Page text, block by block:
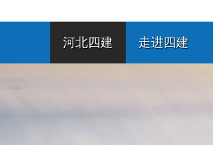
河北四建 走进四建